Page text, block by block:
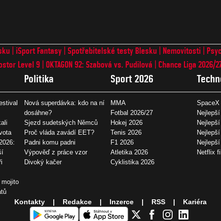
iSport Fantasy Spotřebitelské testy Blesku Nemovitosti
Level 9 OKTAGON 92: Szabová vs. Pudilová Chance Liga 2026/
Politika
Nová superdávka: kdo na ní
dosáhne?
Sjezd sudetských Němců
Proč vláda zavádí EET?
Padni komu padni
Výpověď z práce vzor
Divoký kačer
Sport 2026
MMA
Fotbal 2026/27
Hokej 2026
Tenis 2026
F1 2026
Atletika 2026
Cyklistika 2026
SpaceX
Netflix
Kontakty Redakce Inzerce RSS Kariéra